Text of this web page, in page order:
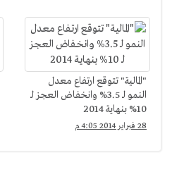
"المالية" تتوقع ارتفاع معدل
النمو لـ 3.5% وانخفاض العجز لـ
10% بنهاية 2014
28 فبراير 2014 4:05 م